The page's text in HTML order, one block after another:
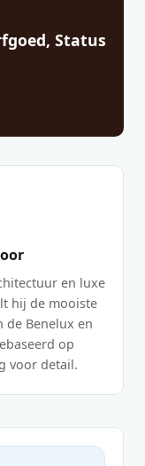
Status
en luxe
hij de mooiste
de Benelux en
op
voor detail.